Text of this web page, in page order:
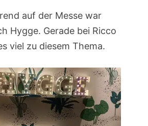
auf der Messe war
Hygge. Gerade bei Ricco
viel zu diesem Thema.